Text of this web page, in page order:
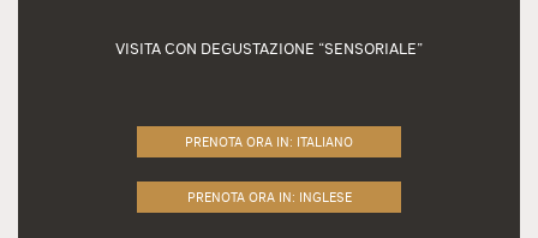
VISITA CON DEGUSTAZIONE “SENSORIALE”
PRENOTA ORA IN: ITALIANO
PRENOTA ORA IN: INGLESE